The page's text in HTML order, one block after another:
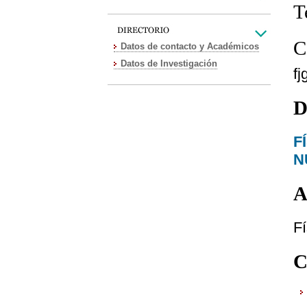
Datos de contacto y Académicos
Datos de Investigación